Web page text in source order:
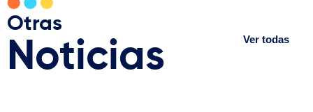
Otras
Noticias Ver todas